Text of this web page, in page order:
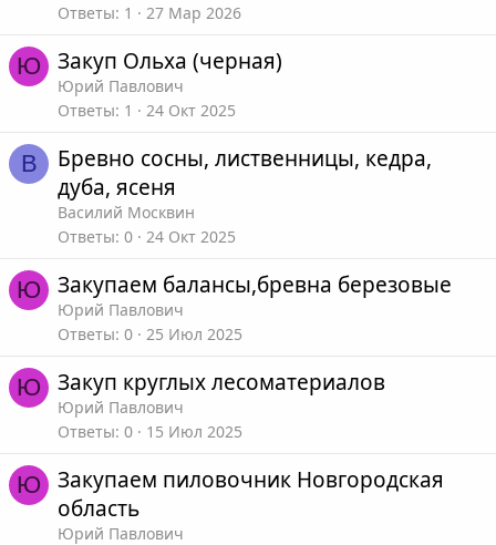
Ответы 1 27 Мар 2026
Ю Закуп Ольха (черная)
Юрий Павлович
Ответы 1 24 Окт 2025
В
Бревно сосны, лиственницы, кедра,
дуба, ясеня
Василий Москвин
Ответы 0 24 Окт 2025
Ю Закупаем балансы,бревна березовые
Юрий Павлович
Ответы 0 25 Июл 2025
Ю Закуп круглых лесоматериалов
Юрий Павлович
Ответы 0 15 Июл 2025
Ю
Закупаем пиловочник Новгородская
область
Юрий Павлович